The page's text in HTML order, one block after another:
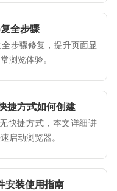
全步骤
步骤修复，提升页面显
浏览体验。
捷方式如何创建
快捷方式，本文详细讲
启动浏览器。
安装使用指南